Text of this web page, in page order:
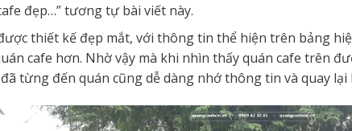
đẹp…” tương tự bài viết này.
thiết kế đẹp mắt, với thông tin thể hiện trên bảng
cafe hơn. Nhờ vậy mà khi nhìn thấy quán cafe trên
từng đến quán cũng dễ dàng nhớ thông tin và quay lại